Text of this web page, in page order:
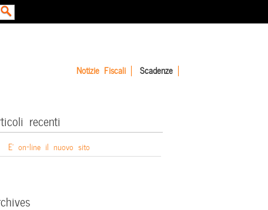
Notizie Fiscali Scadenze
recenti
E’ on-line il nuovo sito